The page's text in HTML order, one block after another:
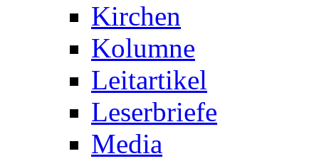
Kirchen
Kolumne
Leitartikel
Leserbriefe
Media